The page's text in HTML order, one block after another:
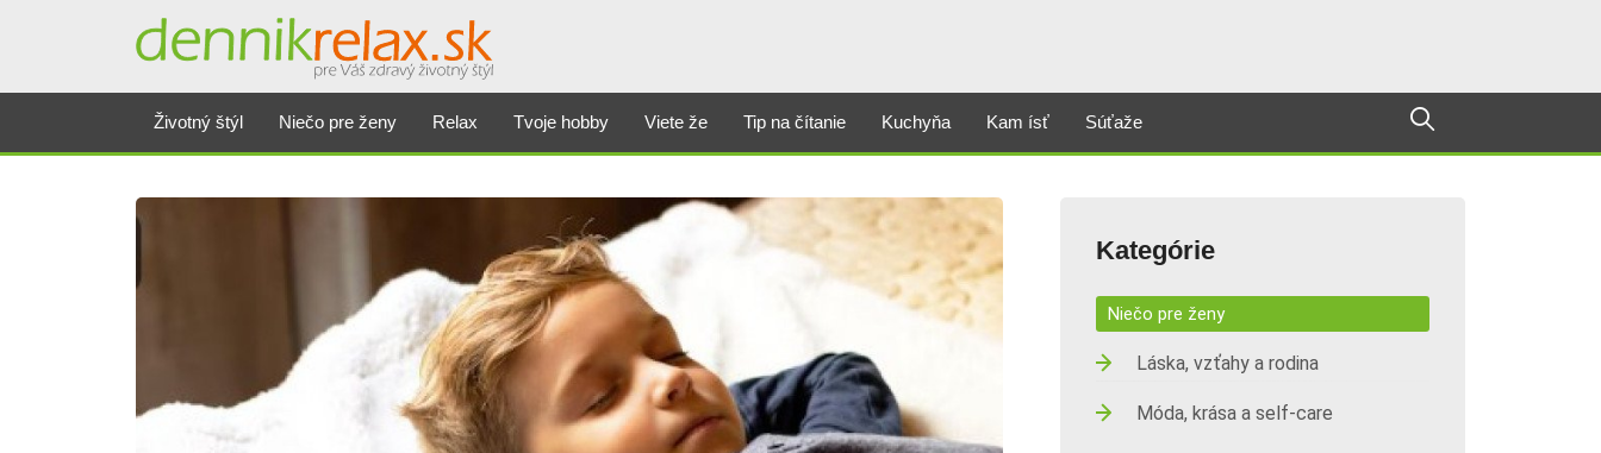
Životný štýl Niečo pre ženy Relax Tvoje hobby Viete že Tip na čítanie Kuchyňa Kam ísť Súťaže
Kategórie
Niečo pre ženy
Láska, vzťahy a rodina
Móda, krása a self-care